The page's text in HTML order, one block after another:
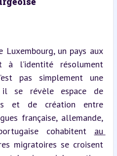
Luxembourg, un pays aux
à l’identité résolument
pas simplement une
se révèle espace de
et de création entre
française, allemande,
cohabitent au
migratoires se croisent